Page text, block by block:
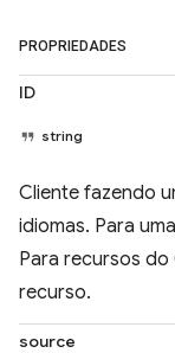
PROPRIEDADES
ID
string
Cliente fazendo
idiomas. Para
Para recursos do
recurso.
source